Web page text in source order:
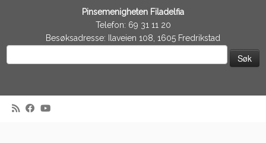
Pinsemenigheten Filadelfia
Telefon: 69 31 11 20
Besøksadresse: Ilaveien 108, 1605 Fredrikstad
etter: